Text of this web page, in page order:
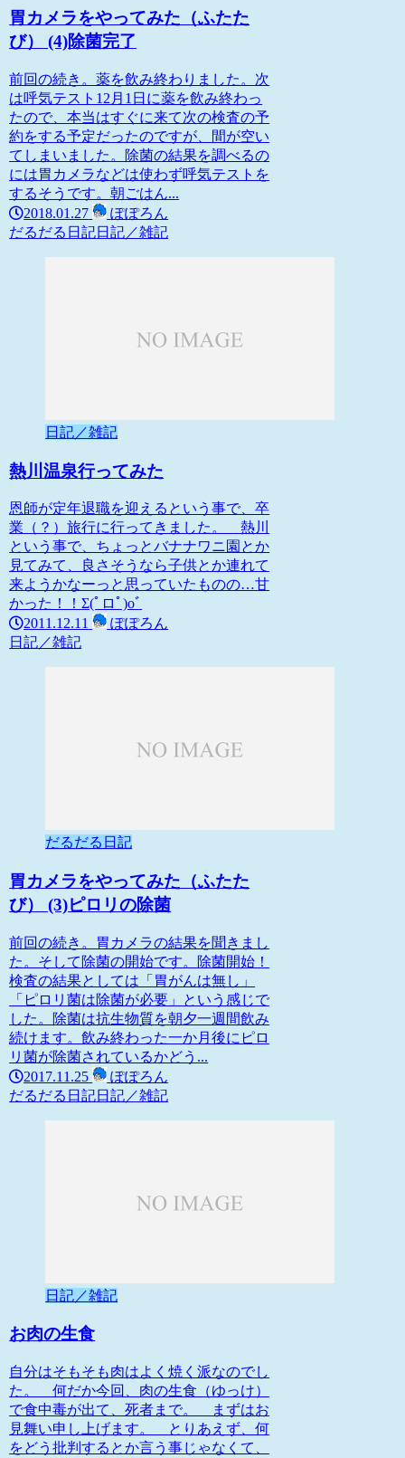
胃カメラをやってみた（ふたた
び） (4)除菌完了
前回の続き。薬を飲み終わりました。次
は呼気テスト12月1日に薬を飲み終わっ
たので、本当はすぐに来て次の検査の予
約をする予定だったのですが、間が空い
てしまいました。除菌の結果を調べるの
には胃カメラなどは使わず呼気テストを
するそうです。朝ごはん...
2018.01.27
ぽぽろん
だるだる日記日記／雑記
日記／雑記
熱川温泉行ってみた
恩師が定年退職を迎えるという事で、卒
業（？）旅行に行ってきました。 熱川
という事で、ちょっとバナナワニ園とか
見てみて、良さそうなら子供とか連れて
来ようかなーっと思っていたものの…甘
かった！！Σ(ﾟロﾟ)oﾞ
2011.12.11
ぽぽろん
日記／雑記
だるだる日記
胃カメラをやってみた（ふたた
び） (3)ピロリの除菌
前回の続き。胃カメラの結果を聞きまし
た。そして除菌の開始です。除菌開始！
検査の結果としては「胃がんは無し」
「ピロリ菌は除菌が必要」という感じで
した。除菌は抗生物質を朝夕一週間飲み
続けます。飲み終わった一か月後にピロ
リ菌が除菌されているかどう...
2017.11.25
ぽぽろん
だるだる日記日記／雑記
日記／雑記
お肉の生食
自分はそもそも肉はよく焼く派なのでし
た。 何だか今回、肉の生食（ゆっけ）
で食中毒が出て、死者まで。 まずはお
見舞い申し上げます。 とりあえず、何
をどう批判するとか言う事じゃなくて、